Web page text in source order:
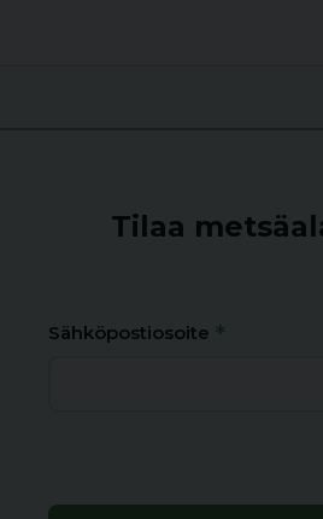
Tilaa
Sähköpostiosoite *